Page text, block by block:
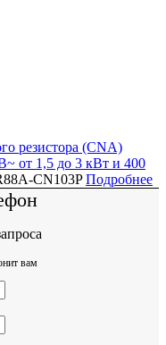
резистора (CNA)
от 1,5 до 3 кВт и 400
CN103PПодробнее
вам